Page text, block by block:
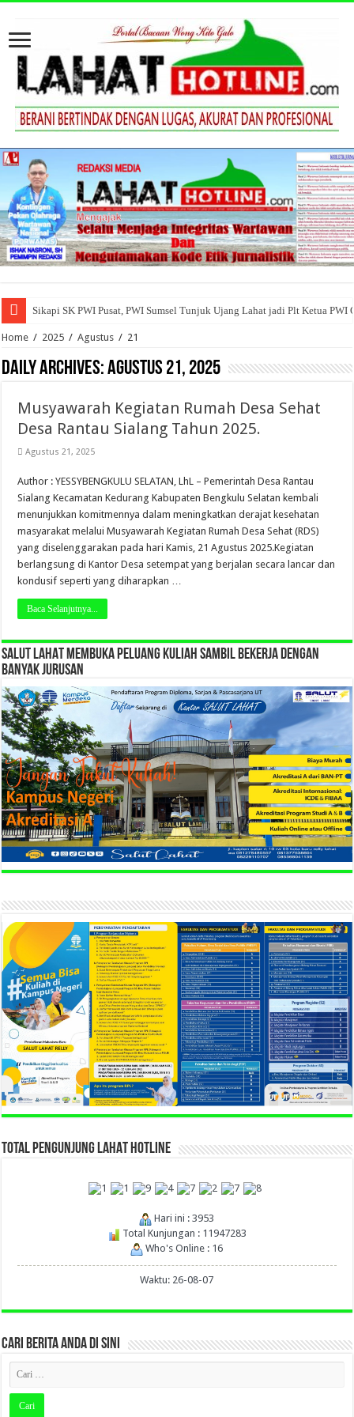
Sikapi SK PWI Pusat, PWI Sumsel Tunjuk Ujang Lahat jadi Plt Ketua PWI
Home / 2025 / Agustus / 21
Daily Archives:Agustus 21, 2025
Musyawarah Kegiatan Rumah Desa Sehat
Desa Rantau Sialang Tahun 2025.
Agustus 21, 2025
Author : YESSYBENGKULU SELATAN, LhL – Pemerintah Desa Rantau
Sialang Kecamatan Kedurang Kabupaten Bengkulu Selatan kembali
menunjukkan komitmennya dalam meningkatkan derajat kesehatan
masyarakat melalui Musyawarah Kegiatan Rumah Desa Sehat (RDS)
yang diselenggarakan pada hari Kamis, 21 Agustus 2025.Kegiatan
berlangsung di Kantor Desa setempat yang berjalan secara lancar dan
kondusif seperti yang diharapkan …
Baca Selanjutnya...
SALUT LAHAT MEMBUKA PELUANG KULIAH SAMBIL BEKERJA DENGAN
BANYAK JURUSAN
TOTAL PENGUNJUNG LAHAT HOTLINE
Hari ini : 3953
Total Kunjungan : 11947283
Who's Online : 16
Waktu: 26-08-07
CARI BERITA ANDA DI SINI